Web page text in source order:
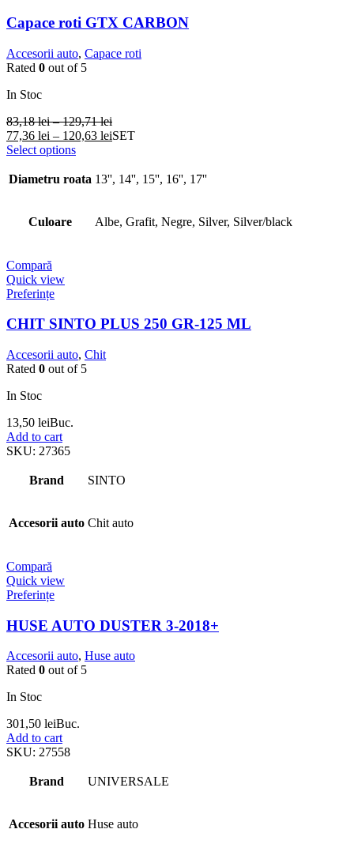
Capace roti GTX CARBON
Accesorii auto, Capace roti
Rated 0 out of 5
In Stoc
83,18lei–129,71lei
77,36 lei – 120,63 leiSET
Select options
Diametru roata 13'', 14'', 15'', 16'', 17''
Culoare Albe, Grafit, Negre, Silver, Silver/black
Compară
Quick view
Preferințe
CHIT SINTO PLUS 250 GR-125 ML
Accesorii auto, Chit
Rated 0 out of 5
In Stoc
13,50 leiBuc.
Add to cart
SKU: 27365
Brand SINTO
Accesorii auto Chit auto
Compară
Quick view
Preferințe
HUSE AUTO DUSTER 3-2018+
Accesorii auto, Huse auto
Rated 0 out of 5
In Stoc
301,50 leiBuc.
Add to cart
SKU: 27558
Brand UNIVERSALE
Accesorii auto Huse auto